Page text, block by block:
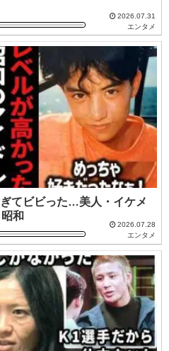
2026.07.31
エンタメ
てビビった…美人・イケメ
和
2026.07.28
エンタメ